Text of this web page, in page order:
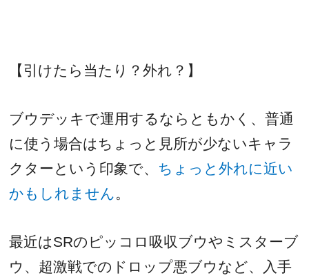
【引けたら当たり？外れ？】
ブウデッキで運用するならともかく、普通
に使う場合はちょっと見所が少ないキャラ
クターという印象で、 ちょっと外れに近い
かもしれません。
最近はSRのピッコロ吸収ブウやミスターブ
ウ、超激戦でのドロップ悪ブウなど、入手